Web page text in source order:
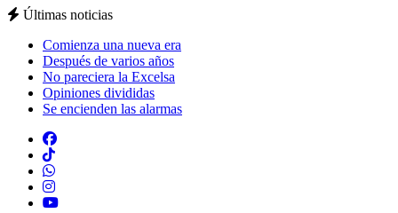
Últimas noticias
Comienza una nueva era
Después de varios años
No pareciera la Excelsa
Opiniones divididas
Se encienden las alarmas